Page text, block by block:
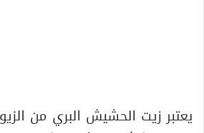
يعتبر زيت الحشيش البري من